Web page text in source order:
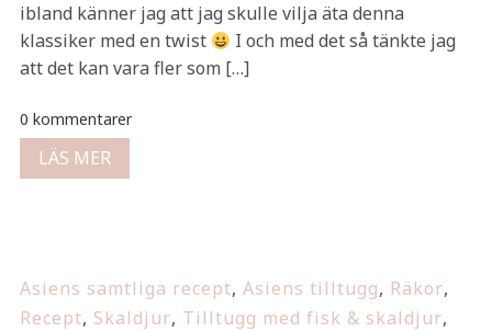
ibland känner jag att jag skulle vilja äta denna
klassiker med en twist
I och med det så tänkte jag
att det kan vara fler som […]
0 kommentarer
LÄS MER
Asiens samtliga recept, Asiens tilltugg, Räkor,
Recept, Skaldjur, Tilltugg med fisk & skaldjur,